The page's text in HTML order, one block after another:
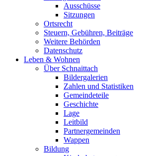
Ausschüsse
Sitzungen
Ortsrecht
Steuern, Gebühren, Beiträge
Weitere Behörden
Datenschutz
Leben & Wohnen
Über Schnaittach
Bildergalerien
Zahlen und Statistiken
Gemeindeteile
Geschichte
Lage
Leitbild
Partnergemeinden
Wappen
Bildung